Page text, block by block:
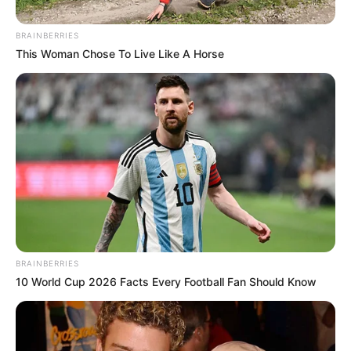
Cortesía Alcaldía de Cartagena
Mar de leva en Cartagena
Por:Andrea Melissa Ascanio De Oro
Marzo 6, 2026
BRAINBERRIES
This Woman Chose To Live Like A Horse
BRAINBERRIES
10 World Cup 2026 Facts Every Football Fan Should Know